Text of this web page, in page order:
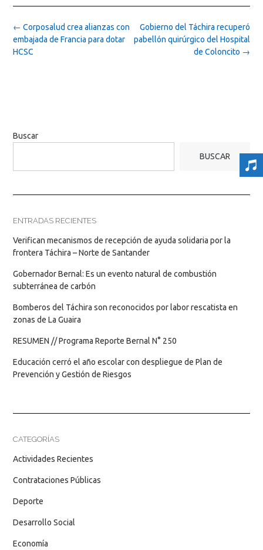
Post
navigation
Gobierno del Táchira recuperó
pabellón quirúrgico del Hospital
de Coloncito →
← Corposalud crea alianzas con
embajada de Francia para dotar
HCSC
Buscar
BUSCAR
ENTRADAS RECIENTES
Verifican mecanismos de recepción de ayuda solidaria por la
frontera Táchira – Norte de Santander
Gobernador Bernal: Es un evento natural de combustión
subterránea de carbón
Bomberos del Táchira son reconocidos por labor rescatista en
zonas de La Guaira
RESUMEN // Programa Reporte Bernal N° 250
Educación cerró el año escolar con despliegue de Plan de
Prevención y Gestión de Riesgos
CATEGORÍAS
Actividades Recientes
Contrataciones Públicas
Deporte
Desarrollo Social
Economía